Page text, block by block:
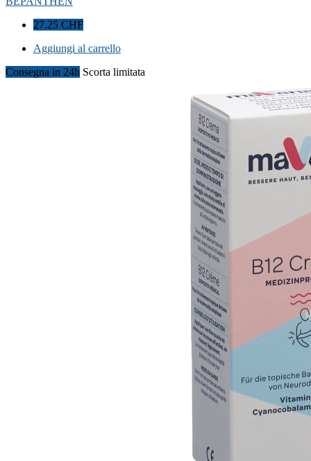
27.25 CHF
Aggiungi al carrello
Consegna in 24h Scorta limitata